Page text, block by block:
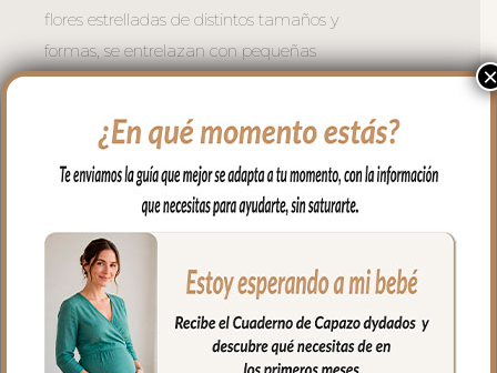
flores estrelladas de distintos tamaños y
formas, se entrelazan con pequeñas
hojitas creando un estampado floral lleno
lleno de encanto. El interior en villela
estampada de rayas blancas sobre fondo
Marrón completa el conjunto con una
armonía perfecta: limpio, cálido y
luminoso, tan agradable al tacto como a
la vista.
– Ojales en respaldo y culete para la
salida de arneses.
×